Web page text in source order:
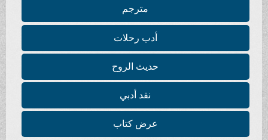
مترجم
أدب رحلات
حديث الروح
نقد أدبي
عرض كتاب